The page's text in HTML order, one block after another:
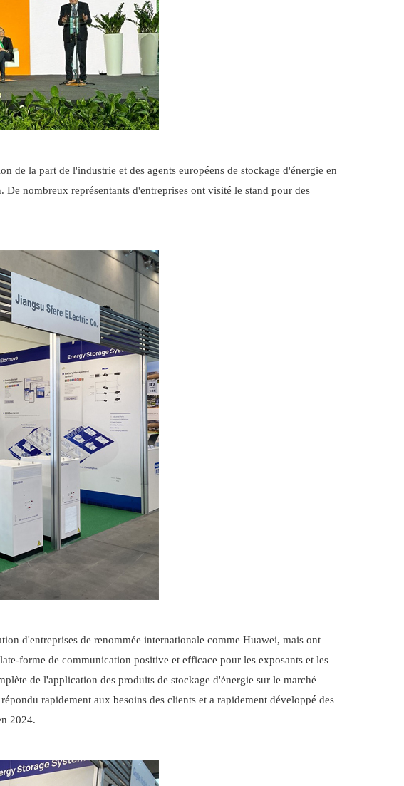
de la part de l'industrie et des agents européens de stockage d'énergie en
nombreux représentants d'entreprises ont visité le stand pour des
d'entreprises de renommée internationale comme Huawei, mais ont
forme de communication positive et efficace pour les exposants et les
de l'application des produits de stockage d'énergie sur le marché
rapidement aux besoins des clients et a rapidement développé des
2024.